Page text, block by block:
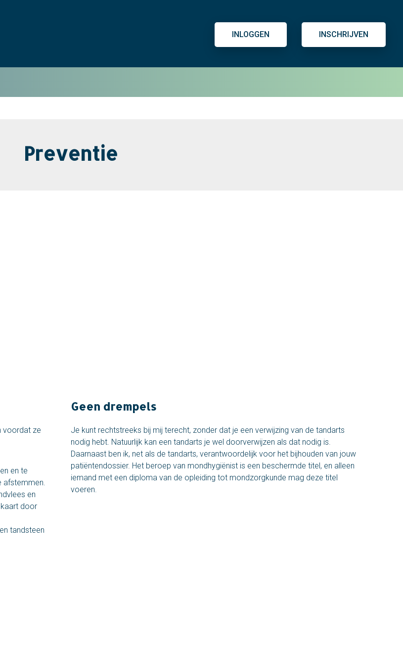
INLOGGEN INSCHRIJVEN
Preventie
voordat ze
en te
afstemmen.
en
door
tandsteen
Geen drempels
Je kunt rechtstreeks bij mij terecht, zonder dat je een verwijzing van de tandarts
nodig hebt. Natuurlijk kan een tandarts je wel doorverwijzen als dat nodig is.
Daarnaast ben ik, net als de tandarts, verantwoordelijk voor het bijhouden van jouw
patiëntendossier. Het beroep van mondhygiënist is een beschermde titel, en alleen
iemand met een diploma van de opleiding tot mondzorgkunde mag deze titel
voeren.